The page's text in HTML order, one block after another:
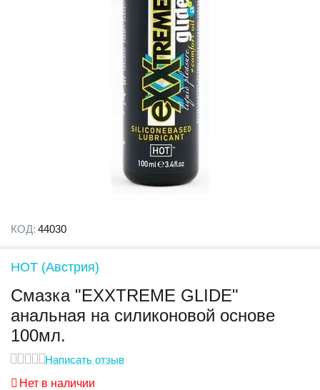
КОД: 44030
HOT (Австрия)
Смазка "EXXTREME GLIDE"
анальная на силиконовой основе
100мл.
Написать отзыв
Нет в наличии